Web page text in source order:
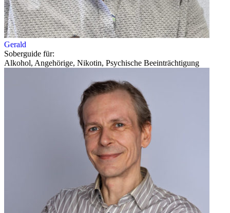
Gerald
Soberguide für:
Alkohol, Angehörige, Nikotin, Psychische Beeinträchtigung